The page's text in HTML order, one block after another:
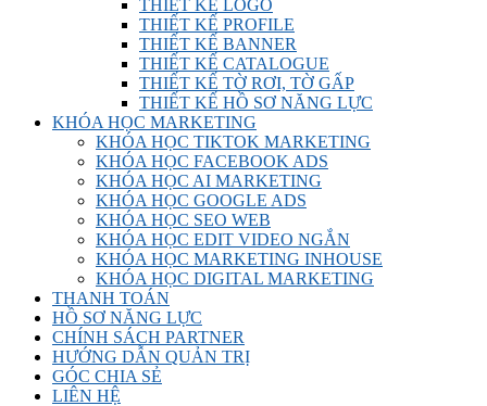
THIẾT KẾ LOGO
THIẾT KẾ PROFILE
THIẾT KẾ BANNER
THIẾT KẾ CATALOGUE
THIẾT KẾ TỜ RƠI, TỜ GẤP
THIẾT KẾ HỒ SƠ NĂNG LỰC
KHÓA HỌC MARKETING
KHÓA HỌC TIKTOK MARKETING
KHÓA HỌC FACEBOOK ADS
KHÓA HỌC AI MARKETING
KHÓA HỌC GOOGLE ADS
KHÓA HỌC SEO WEB
KHÓA HỌC EDIT VIDEO NGẮN
KHÓA HỌC MARKETING INHOUSE
KHÓA HỌC DIGITAL MARKETING
THANH TOÁN
HỒ SƠ NĂNG LỰC
CHÍNH SÁCH PARTNER
HƯỚNG DẪN QUẢN TRỊ
GÓC CHIA SẺ
LIÊN HỆ